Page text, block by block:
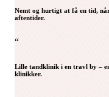
Nemt og hurtigt at få en tid,
aftentider.
“
Lille tandklinik i en travl by –
klinikker.